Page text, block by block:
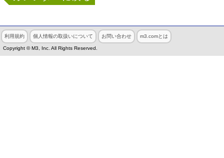
利用規約 個人情報の取扱いについて お問い合わせ m3.comとは
Copyright © M3, Inc. All Rights Reserved.